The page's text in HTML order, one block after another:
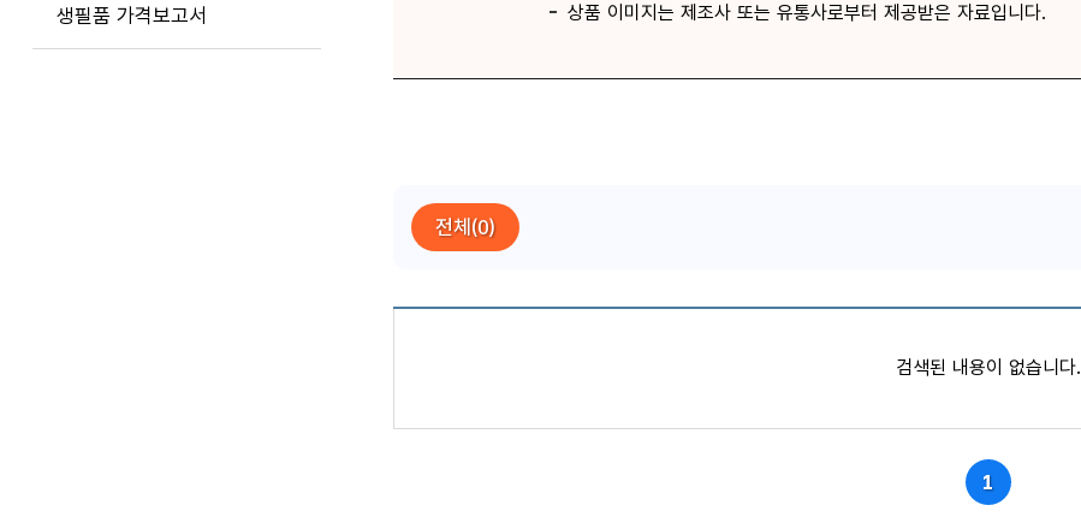
생필품 가격보고서
상품 이미지는 제조사 또는 유통사로부터 제공받은 자료입니다.
전체(0)
검색된 내용이 없습니다.
1